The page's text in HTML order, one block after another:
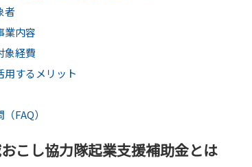
者
業内容
象経費
用するメリット
FAQ）
こし協力隊起業支援補助金とは